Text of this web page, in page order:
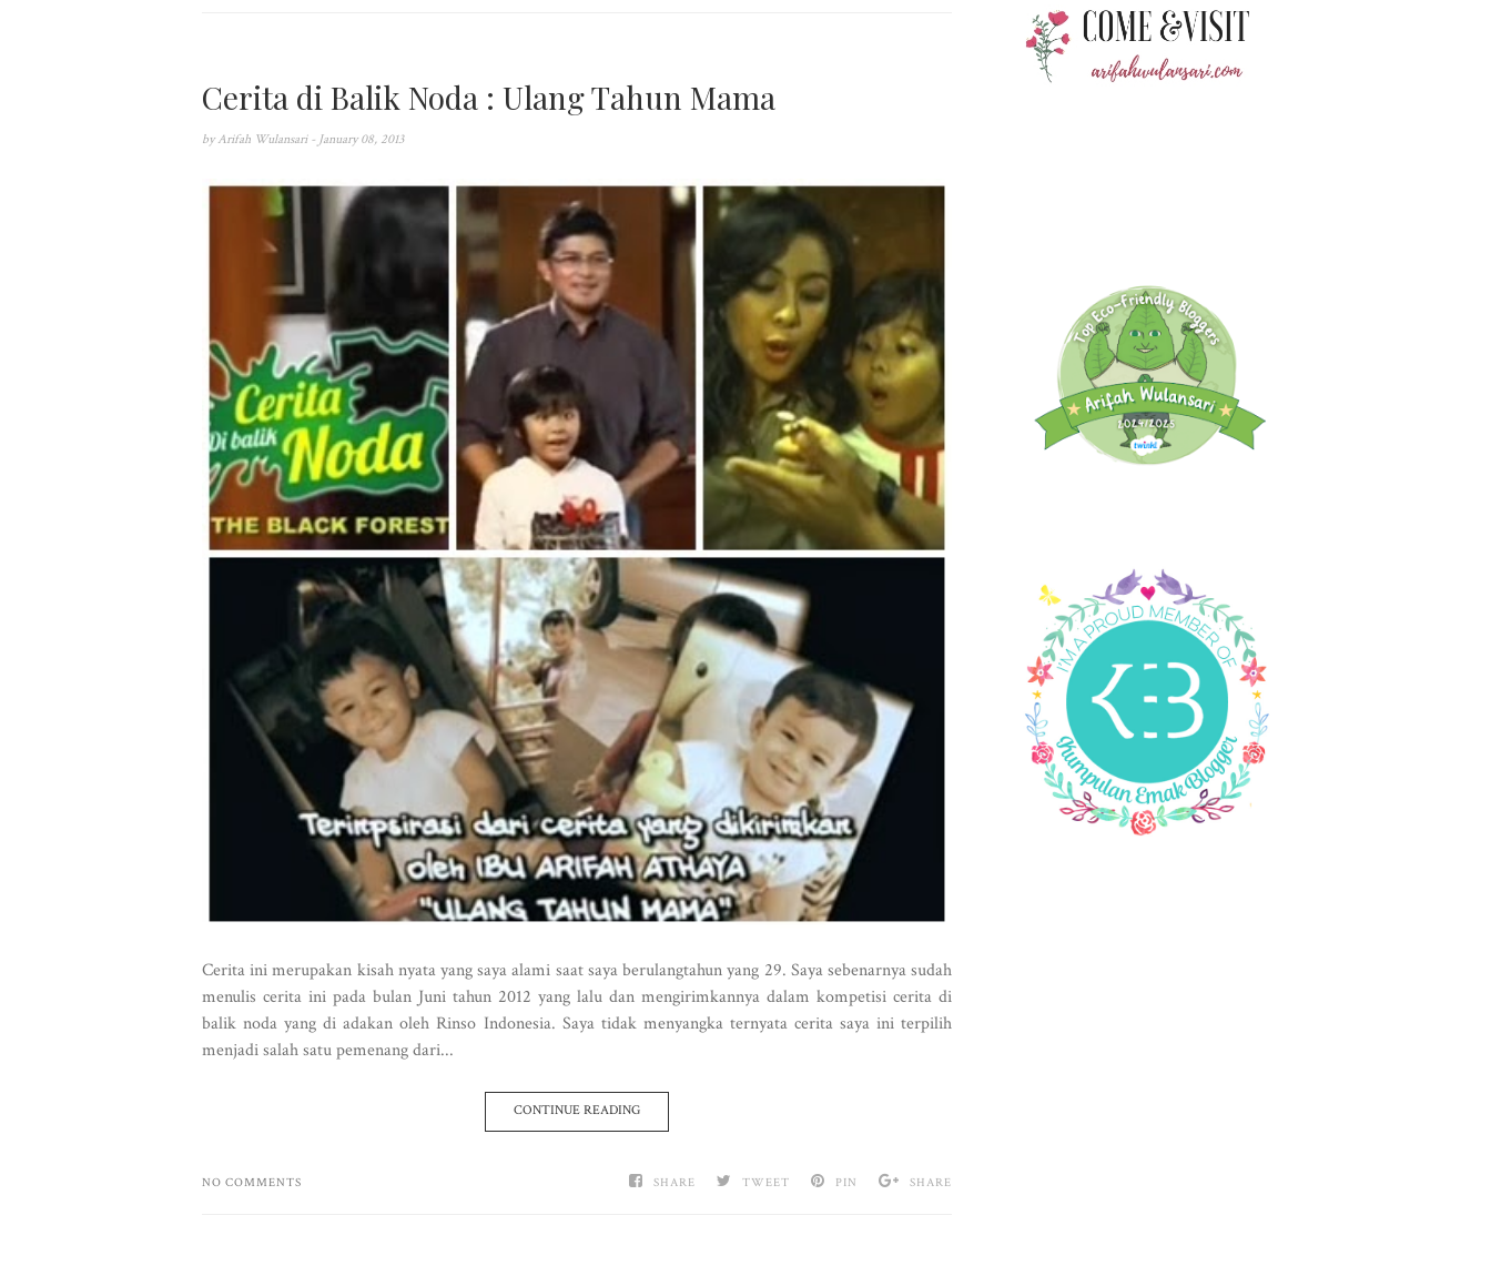
Cerita di Balik Noda : Ulang Tahun Mama
by Arifah Wulansari - January 08, 2013
Cerita ini merupakan kisah nyata yang saya alami saat saya berulangtahun yang 29. Saya sebenarnya sudah
menulis cerita ini pada bulan Juni tahun 2012 yang lalu dan mengirimkannya dalam kompetisi cerita di
balik noda yang di adakan oleh Rinso Indonesia. Saya tidak menyangka ternyata cerita saya ini terpilih
menjadi salah satu pemenang dari...
CONTINUE READING
SHARE TWEET PIN SHARE
NO COMMENTS